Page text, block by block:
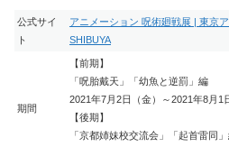
公式サイ
ト
アニメーション 呪術廻戦展 | 東京
SHIBUYA
期間
【前期】
「呪胎戴天」「幼魚と逆罰」編
2021年7月2日（金）～2021年8月1
【後期】
「京都姉妹校交流会」「起首雷同